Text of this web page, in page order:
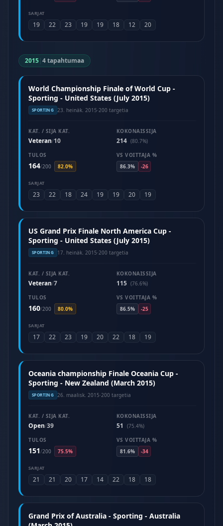
SARJAT
19 22 23 19 19 18 12 20
2015|4 tapahtumaa
World Championship Finale of World Cup -
Sporting - United States (July 2015)
SPORTING 23. heinäk. 2015·200 targetia
KAT. / SIJA KAT.
Veteran/10
KOKONAISSIJA
214 (80.7%)
TULOS
164/200 82.0%
VS VOITTAJA %
86.3%
-26
SARJAT
23 22 18 24 19 19 20 19
US Grand Prix Finale North America Cup -
Sporting - United States (July 2015)
SPORTING 17. heinäk. 2015·200 targetia
KAT. / SIJA KAT.
Veteran/7
KOKONAISSIJA
115 (76.6%)
TULOS
160/200 80.0%
VS VOITTAJA %
86.5%
-25
SARJAT
17 22 23 19 20 22 18 19
Oceania championship Finale Oceania Cup -
Sporting - New Zealand (March 2015)
SPORTING 26. maalisk. 2015·200 targetia
KAT. / SIJA KAT.
Open/39
KOKONAISSIJA
51
(75.4%)
TULOS
151/200 75.5%
VS VOITTAJA %
81.6%
-34
SARJAT
21 21 20 17 14 22 18 18
Grand Prix of Australia - Sporting - Australia